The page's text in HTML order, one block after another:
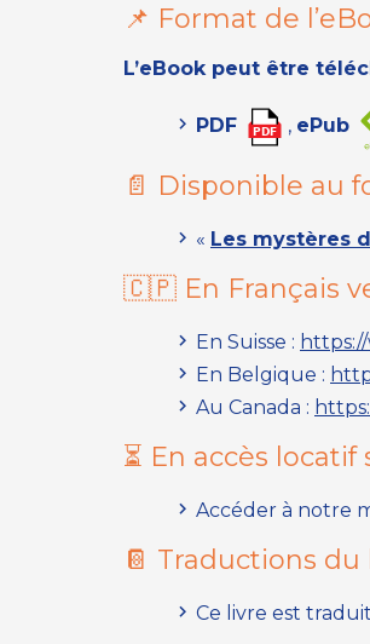
📌 Format de
L’eBook peut être
PDF , ePub
📄 Disponible au
« Les mystères
🇨🇵 En Français
En Suisse :
En Belgique :
Au Canada :
⏳ En accès
Accéder à notre
📔 Traductions du
Ce livre est